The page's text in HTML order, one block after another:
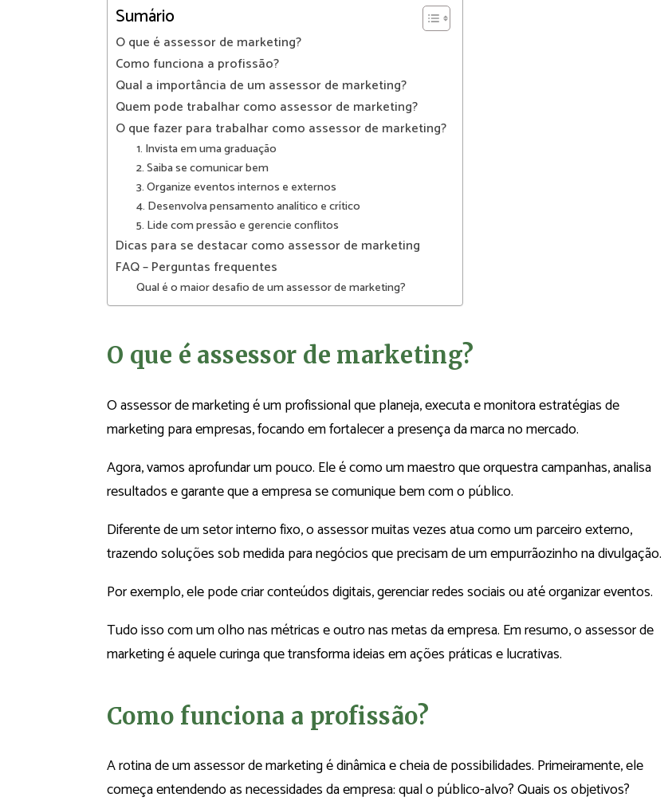
Sumário
O que é assessor de marketing?
Como funciona a profissão?
Qual a importância de um assessor de marketing?
Quem pode trabalhar como assessor de marketing?
O que fazer para trabalhar como assessor de marketing?
1. Invista em uma graduação
2. Saiba se comunicar bem
3. Organize eventos internos e externos
4. Desenvolva pensamento analítico e crítico
5. Lide com pressão e gerencie conflitos
Dicas para se destacar como assessor de marketing
FAQ – Perguntas frequentes
Qual é o maior desafio de um assessor de marketing?
O que é assessor de marketing?
O assessor de marketing é um profissional que planeja, executa e monitora estratégias de
marketing para empresas, focando em fortalecer a presença da marca no mercado.
Agora, vamos aprofundar um pouco. Ele é como um maestro que orquestra campanhas, analisa
resultados e garante que a empresa se comunique bem com o público.
Diferente de um setor interno fixo, o assessor muitas vezes atua como um parceiro externo,
trazendo soluções sob medida para negócios que precisam de um empurrãozinho na divulgação.
Por exemplo, ele pode criar conteúdos digitais, gerenciar redes sociais ou até organizar eventos.
Tudo isso com um olho nas métricas e outro nas metas da empresa. Em resumo, o assessor de
marketing é aquele curinga que transforma ideias em ações práticas e lucrativas.
Como funciona a profissão?
A rotina de um assessor de marketing é dinâmica e cheia de possibilidades. Primeiramente, ele
começa entendendo as necessidades da empresa: qual o público-alvo? Quais os objetivos?